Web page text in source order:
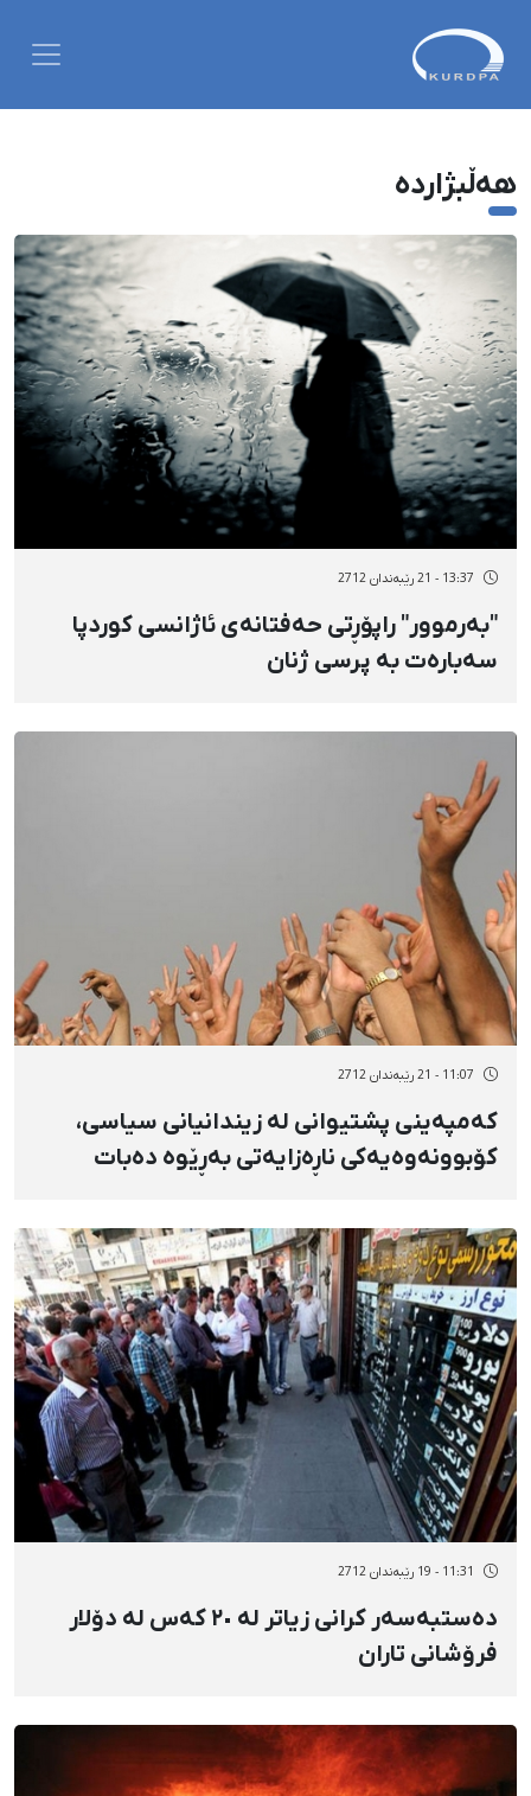
هەڵبژاردە
13:37 - 21 رێبەندان 2712
"بەرموور" راپۆڕتی حەفتانەی ئاژانسی کوردپا
سەبارەت بە پرسی ژنان
11:07 - 21 رێبەندان 2712
کەمپەینی پشتیوانی لە زیندانیانی سیاسی،
کۆبوونەوەیەکی ناڕەزایەتی بەڕێوە دەبات
11:31 - 19 رێبەندان 2712
دەستبەسەر کرانی زیاتر لە ٢٠ کەس لە دۆلار
فرۆشانی تاران